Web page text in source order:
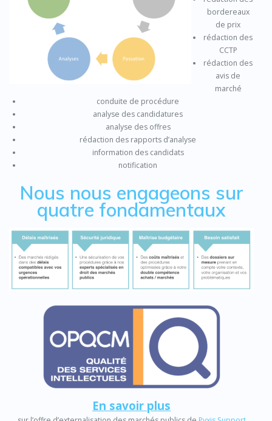
bordereaux
de prix
rédaction des
CCTP
rédaction des
avis de
marché
conduite de procédure
analyse des candidatures
analyse des offres
rédaction des rapports d’analyse
information des candidats
notification
Nous nous engageons sur
quatre fondamentaux
En savoir plus